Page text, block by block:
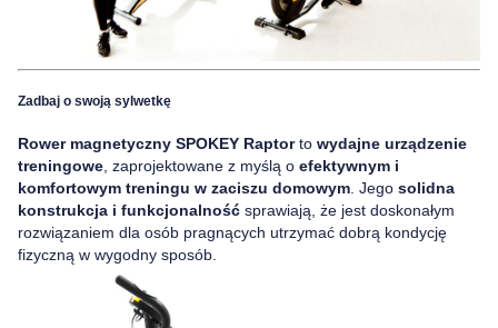
Zadbaj o swoją sylwetkę
Rower magnetyczny SPOKEY Raptorto wydajne urządzenie
treningowe , zaprojektowane z myślą o efektywnym i
komfortowym treningu w zaciszu domowym . Jego solidna
konstrukcja i funkcjonalność sprawiają, że jest doskonałym
rozwiązaniem dla osób pragnących utrzymać dobrą kondycję
fizyczną w wygodny sposób.